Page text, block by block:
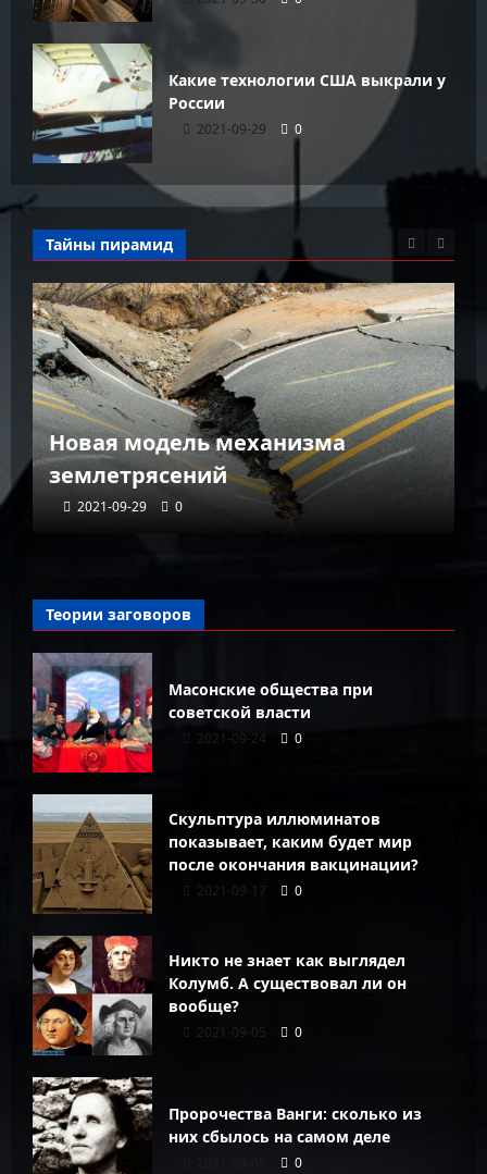
Какие технологии США выкрали у
России
2021-09-29 0
Тайны пирамид
Новая модель механизма
землетрясений
2021-09-29 0
Теории заговоров
Масонские общества при
советской власти
2021-09-24 0
Скульптура иллюминатов
показывает, каким будет мир
после окончания вакцинации?
2021-09-17 0
Никто не знает как выглядел
Колумб. А существовал ли он
вообще?
2021-09-05 0
Пророчества Ванги: сколько из
них сбылось на самом деле
0